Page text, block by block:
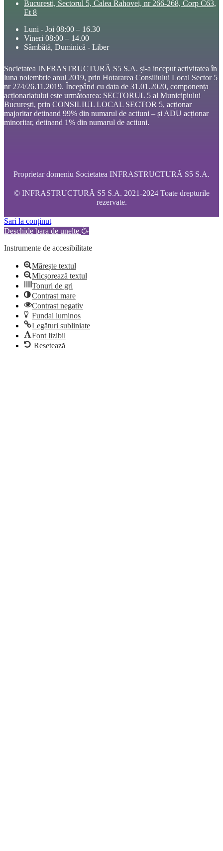
Bucuresti, Sectorul 5, Calea Rahovei, nr 266-268, Corp C63,
Et 8
Luni - Joi 08:00 – 16.30
Vineri 08:00 – 14.00
Sâmbătă, Duminică - Liber
Societatea INFRASTRUCTURĂ S5 S.A. și-a inceput activitatea în
luna noiembrie anul 2019, prin Hotararea Consiliului Local Sector 5
nr 274/26.11.2019. Începând cu data de 31.01.2020, componența
acționariatului este următoarea: SECTORUL 5 al Municipiului
București, prin CONSILIUL LOCAL SECTOR 5, acționar
majoritar detinand 99% din numarul de actiuni – și ADU acționar
minoritar, detinand 1% din numarul de actiuni.
Proprietar domeniu Societatea INFRASTRUCTURĂ S5 S.A.
© INFRASTRUCTURĂ S5 S.A. 2021-2024 Toate drepturile
rezervate.
Sari la conținut
Deschide bara de unelte
Instrumente de accesibilitate
Mărește textul
Micșorează textul
Tonuri de gri
Contrast mare
Contrast negativ
Fundal luminos
Legături subliniate
Font lizibil
Resetează